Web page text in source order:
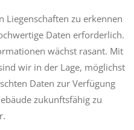
Liegenschaften zu erkennen
Daten erforderlich.
wächst rasant. Mit
wir in der Lage, möglichst
Daten zur Verfügung
zukunftsfähig zu